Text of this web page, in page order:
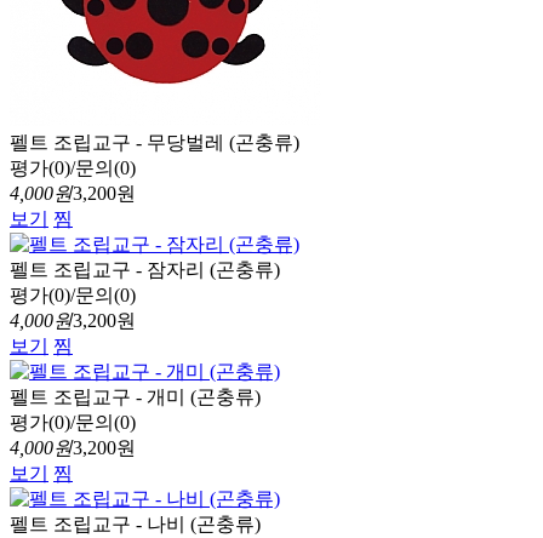
펠트 조립교구 - 무당벌레 (곤충류)
평가(0)/문의(0)
4,000원3,200원
보기
찜
펠트 조립교구 - 잠자리 (곤충류)
평가(0)/문의(0)
4,000원3,200원
보기
찜
펠트 조립교구 - 개미 (곤충류)
평가(0)/문의(0)
4,000원3,200원
보기
찜
펠트 조립교구 - 나비 (곤충류)